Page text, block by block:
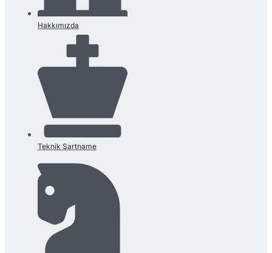
Hakkımızda
Teknik Şartname